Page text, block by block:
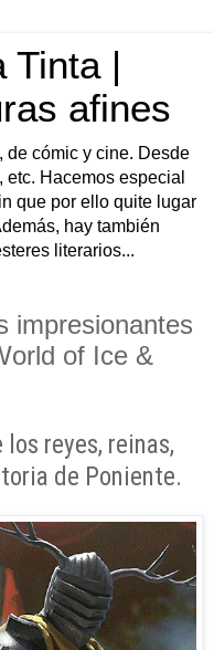
Tinta |
afines
de cómic y cine. Desde
Hacemos especial
que por ello quite lugar
hay también
literarios...
impresionantes
of Ice &
reyes, reinas,
de Poniente.